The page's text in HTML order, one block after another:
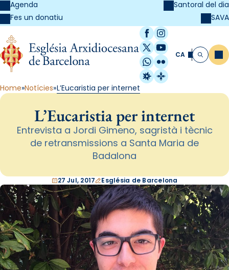
Agenda
Fes un donatiu
Santoral del dia
SAVA
Facebook
Instagram
X / Twitter
YouTube
WhatsApp
Flickr
Radio Estel
Catalunya
CA Cerca
Home Notícies L’Eucaristia per internet
L’Eucaristia per internet
Entrevista a Jordi Gimeno, sagristà i tècnic
de retransmissions a Santa Maria de
Badalona
27 Jul, 2017 Església de Barcelona